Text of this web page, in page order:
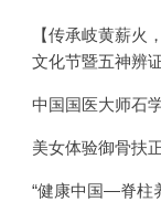
【传承岐黄薪火
文化节暨五神辨
中国国医大师石
美女体验御骨扶
“健康中国—脊柱